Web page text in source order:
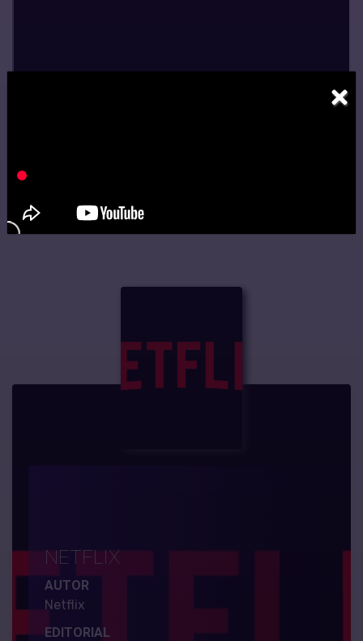
×
The Haunting of Bly Manor
Netflix
NETFLIX
AUTOR
Netflix
EDITORIAL